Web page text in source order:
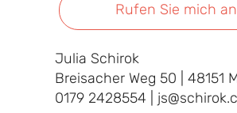
Rufen Sie mich
Julia Schirok
Breisacher Weg 50 | 48151
0179 2428554 |